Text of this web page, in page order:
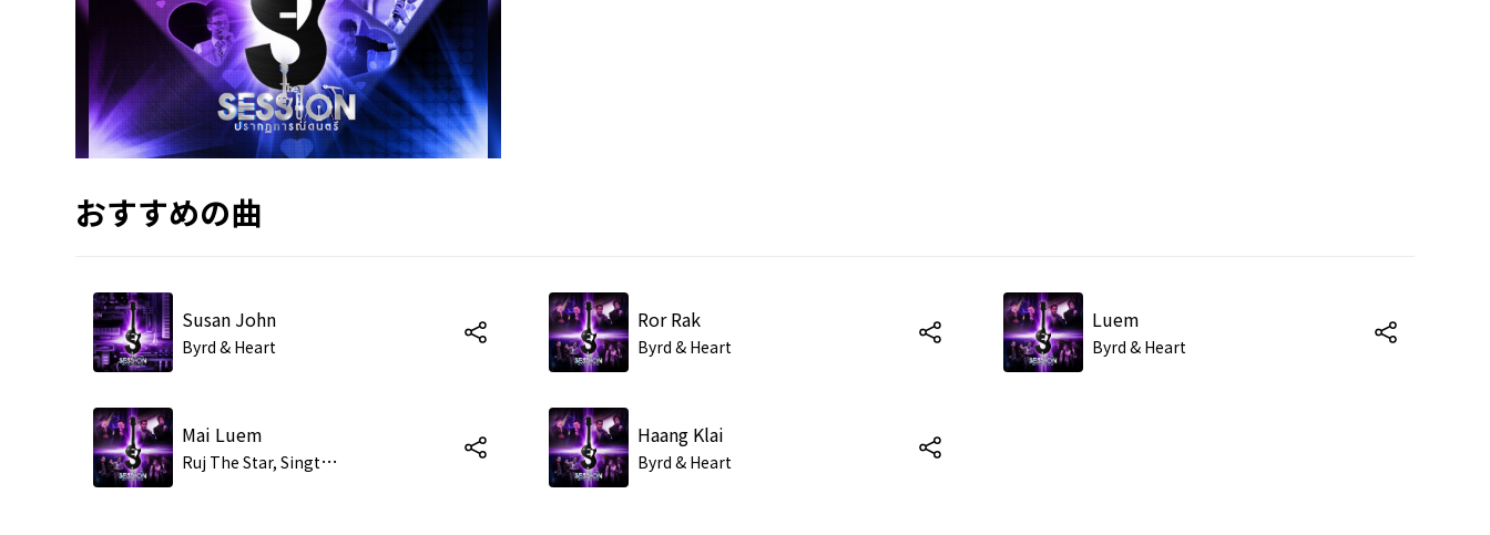
おすすめの曲
Susan John
Byrd & Heart
Ror Rak
Byrd & Heart
Luem
Byrd & Heart
Mai Luem
R
uj The Star, Singto The Star, Byrd & Heart
Haang Klai
Byrd & Heart